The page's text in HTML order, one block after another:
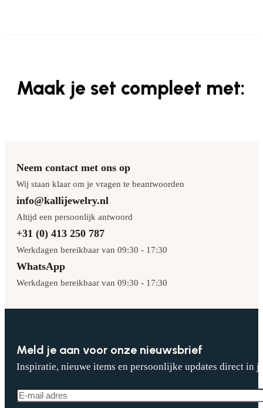
Maak je set compleet met:
Neem contact met ons op
Wij staan klaar om je vragen te beantwoorden
info@kallijewelry.nl
Altijd een persoonlijk antwoord
+31 (0) 413 250 787
Werkdagen bereikbaar van 09:30 - 17:30
WhatsApp
Werkdagen bereikbaar van 09:30 - 17:30
Meld je aan voor onze nieuwsbrief
Inspiratie, nieuwe items en persoonlijke updates direct in